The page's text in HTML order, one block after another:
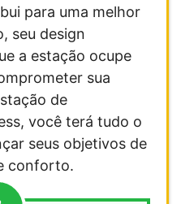
para uma melhor
seu design
a estação ocupe
sua
de
você terá tudo o
seus objetivos de
conforto.